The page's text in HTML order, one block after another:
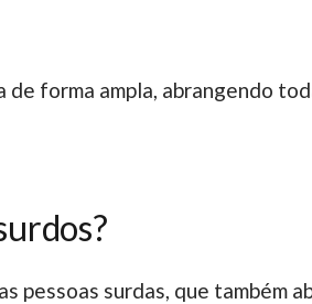
pessoas surdas, que também